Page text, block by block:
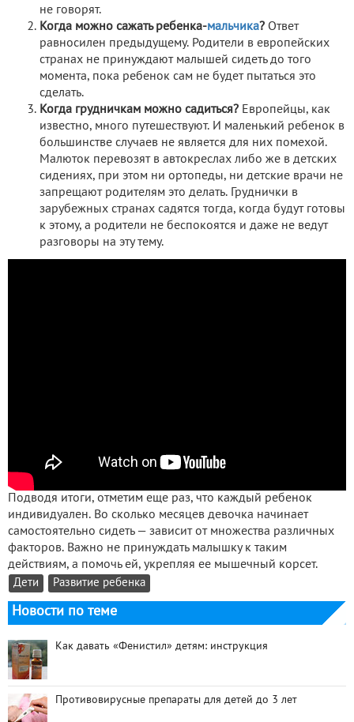
не говорят.
Когда можно сажать ребенка-мальчика? Ответ
равносилен предыдущему. Родители в европейских
странах не принуждают малышей сидеть до того
момента, пока ребенок сам не будет пытаться это
сделать.
Когда грудничкам можно садиться? Европейцы, как
известно, много путешествуют. И маленький ребенок в
большинстве случаев не является для них помехой.
Малюток перевозят в автокреслах либо же в детских
сидениях, при этом ни ортопеды, ни детские врачи не
запрещают родителям это делать. Груднички в
зарубежных странах садятся тогда, когда будут готовы
к этому, а родители не беспокоятся и даже не ведут
разговоры на эту тему.
Подводя итоги, отметим еще раз, что каждый ребенок
индивидуален. Во сколько месяцев девочка начинает
самостоятельно сидеть — зависит от множества различных
факторов. Важно не принуждать малышку к таким
действиям, а помочь ей, укрепляя ее мышечный корсет.
Дети Развитие ребенка
Новости по теме
Как давать «Фенистил» детям: инструкция
Противовирусные препараты для детей до 3 лет